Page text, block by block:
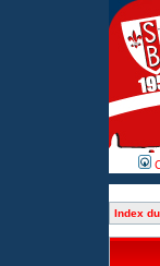
Index